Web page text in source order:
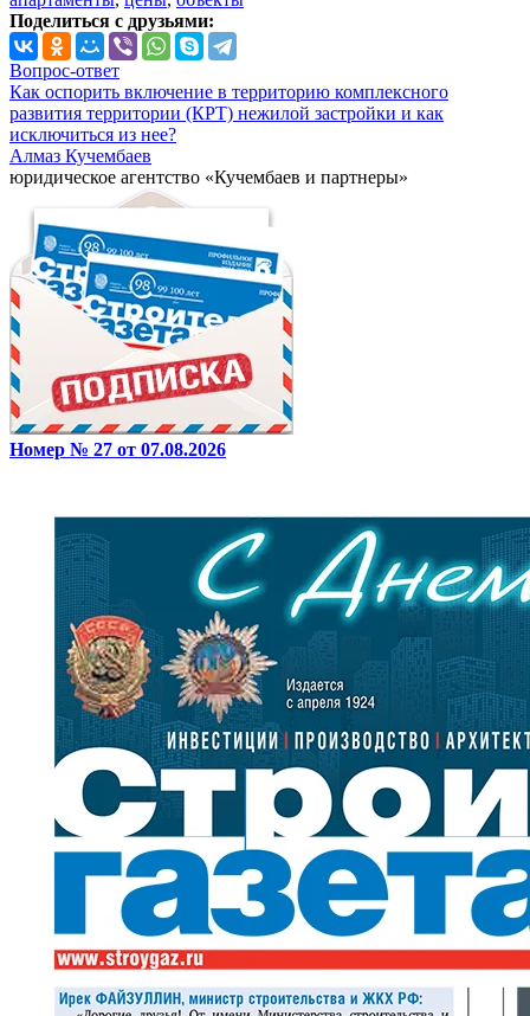
Поделиться с друзьями:
Вопрос-ответ
Как оспорить включение в территорию комплексного
развития территории (КРТ) нежилой застройки и как
исключиться из нее?
Алмаз Кучембаев
юридическое агентство «Кучембаев и партнеры»
Номер № 27 от 07.08.2026